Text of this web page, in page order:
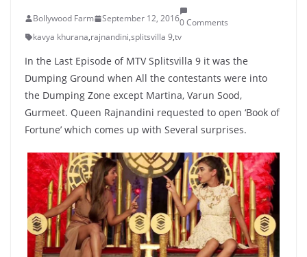
Bollywood Farm September 12, 20160 Comments
kavya khurana,rajnandini,splitsvilla 9,tv
In the Last Episode of MTV Splitsvilla 9 it was the
Dumping Ground when All the contestants were into
the Dumping Zone except Martina, Varun Sood,
Gurmeet. Queen Rajnandini requested to open ‘Book of
Fortune’ which comes up with Several surprises.